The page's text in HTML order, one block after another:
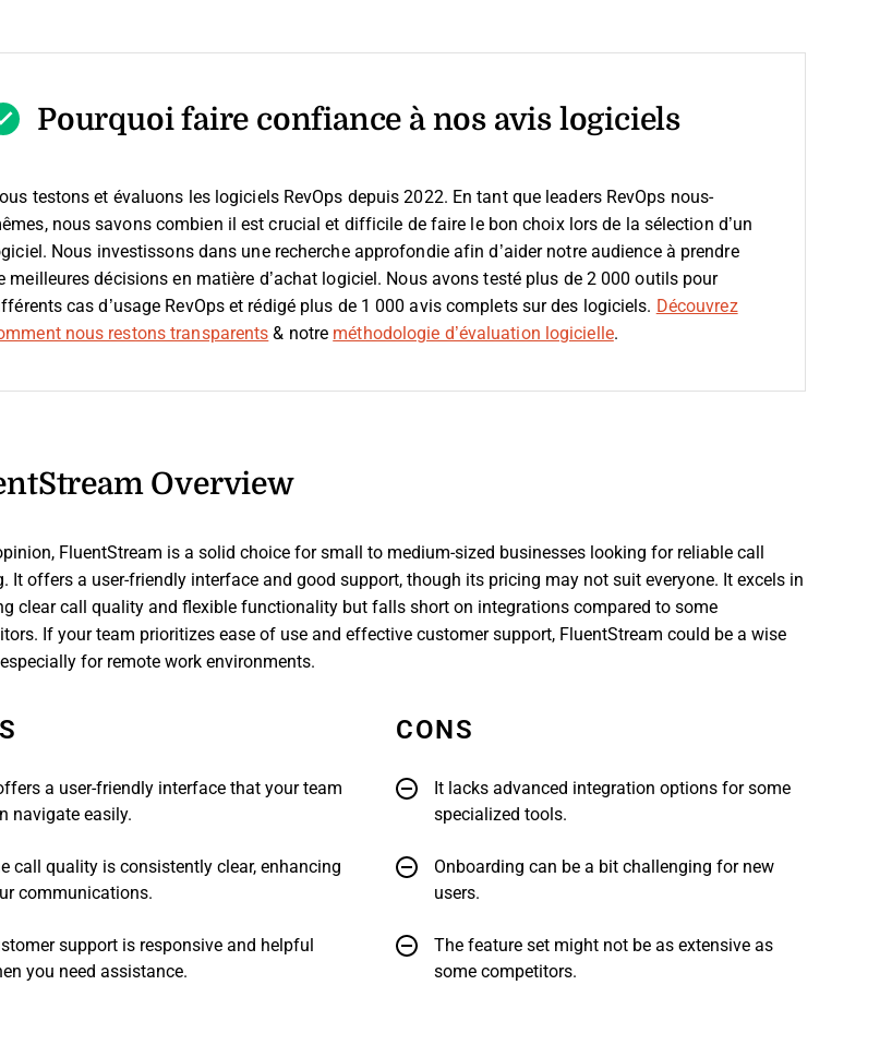
Pourquoi faire confiance à nos avis logiciels
testons et évaluons les logiciels RevOps depuis 2022. En tant que leaders RevOps nous-
nous savons combien il est crucial et difficile de faire le bon choix lors de la sélection d’un
Nous investissons dans une recherche approfondie afin d’aider notre audience à prendre
meilleures décisions en matière d’achat logiciel. Nous avons testé plus de 2 000 outils pour
cas d’usage RevOps et rédigé plus de 1 000 avis complets sur des logiciels. Découvrez
nous restons transparents & notre méthodologie d’évaluation logicielle.
Overview
FluentStream is a solid choice for small to medium-sized businesses looking for reliable call
It offers a user-friendly interface and good support, though its pricing may not suit everyone. It excels in
clear call quality and flexible functionality but falls short on integrations compared to some
If your team prioritizes ease of use and effective customer support, FluentStream could be a wise
for remote work environments.
a user-friendly interface that your team
navigate easily.
call quality is consistently clear, enhancing
communications.
support is responsive and helpful
you need assistance.
CONS
It lacks advanced integration options for some
specialized tools.
Onboarding can be a bit challenging for new
users.
The feature set might not be as extensive as
some competitors.